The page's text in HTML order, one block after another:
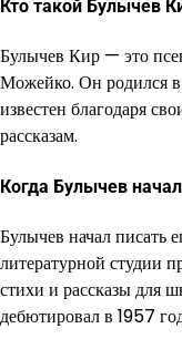
Кто такой Булычев
Булычев Кир — это
Можейко. Он родился
известен благодаря
рассказам.
Когда Булычев
Булычев начал писать
литературной студии
стихи и рассказы для
дебютировал в 1957